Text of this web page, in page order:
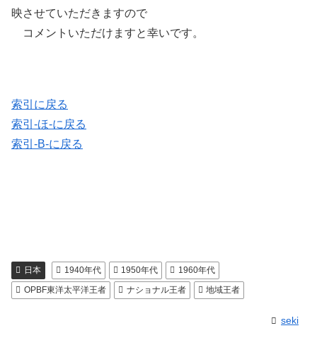
映させていただきますので
コメントいただけますと幸いです。
索引に戻る
索引-ほ-に戻る
索引-B-に戻る
日本 1940年代 1950年代
1960年代
OPBF東洋太平洋王者
ナショナル王者 地域王者
seki